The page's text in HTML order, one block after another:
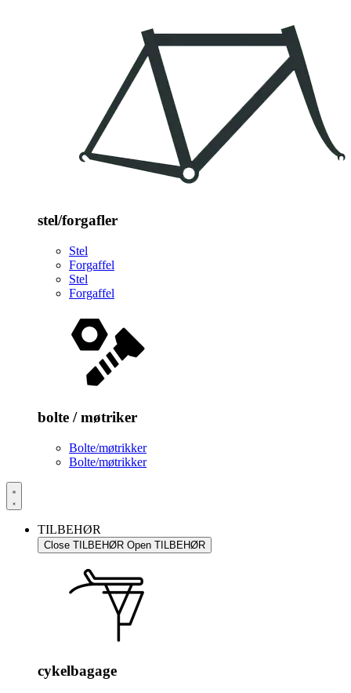
stel/forgafler
Stel
Forgaffel
Stel
Forgaffel
bolte / møtriker
Bolte/møtrikker
Bolte/møtrikker
TILBEHØR
Close TILBEHØR Open TILBEHØR
cykelbagage